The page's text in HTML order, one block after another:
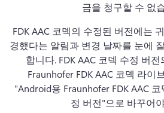
금을 청구할 수 없
FDK AAC 코덱의 수정된 버전에는
경했다는 알림과 변경 날짜를 눈에
합니다. FDK AAC 코덱 수정 버
Fraunhofer FDK AAC 코덱 라이
"Android용 Fraunhofer FDK AAC
정 버전"으로 바꾸어